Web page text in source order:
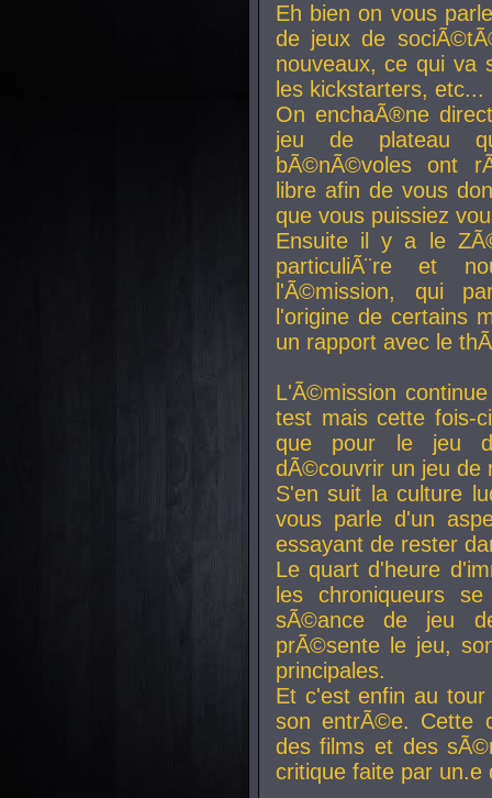
Eh bien on vous
de jeux de
nouveaux, ce qui va
les kickstarters, etc...
On enchaÃ®ne
jeu de plateau
bÃ©nÃ©voles ont
libre afin de vous
que vous puissiez
Ensuite il y a le
particuliÃ¨re et
l'Ã©mission, qui
l'origine de certains
un rapport avec le
L'Ã©mission
test mais cette fois-
que pour le jeu
dÃ©couvrir un jeu de
S'en suit la culture
vous parle d'un
essayant de rester
Le quart d'heure
les chroniqueurs
sÃ©ance de jeu
prÃ©sente le jeu,
principales.
Et c'est enfin au
son entrÃ©e. Cette
des films et des
critique faite par